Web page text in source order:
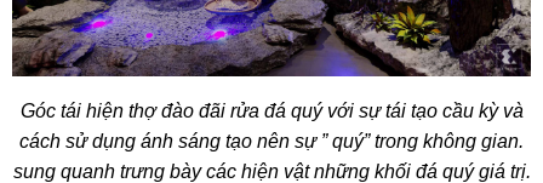
Góc tái hiện thợ đào đãi rửa đá quý với sự tái tạo cầu kỳ và
cách sử dụng ánh sáng tạo nên sự ” quý” trong không gian.
sung quanh trưng bày các hiện vật những khối đá quý giá trị.